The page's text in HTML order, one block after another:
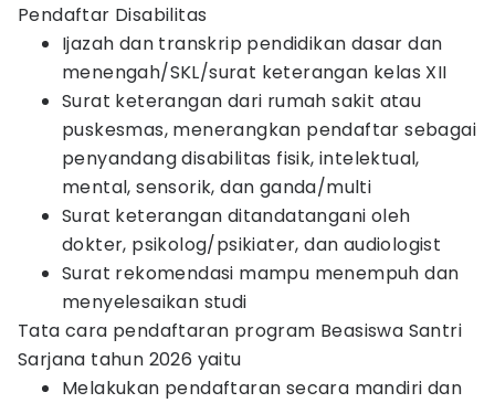
Pendaftar Disabilitas
Ijazah dan transkrip pendidikan dasar dan
menengah/SKL/surat keterangan kelas XII
Surat keterangan dari rumah sakit atau
puskesmas, menerangkan pendaftar sebagai
penyandang disabilitas fisik, intelektual,
mental, sensorik, dan ganda/multi
Surat keterangan ditandatangani oleh
dokter, psikolog/psikiater, dan audiologist
Surat rekomendasi mampu menempuh dan
menyelesaikan studi
Tata cara pendaftaran program Beasiswa Santri
Sarjana tahun 2026 yaitu
Melakukan pendaftaran secara mandiri dan